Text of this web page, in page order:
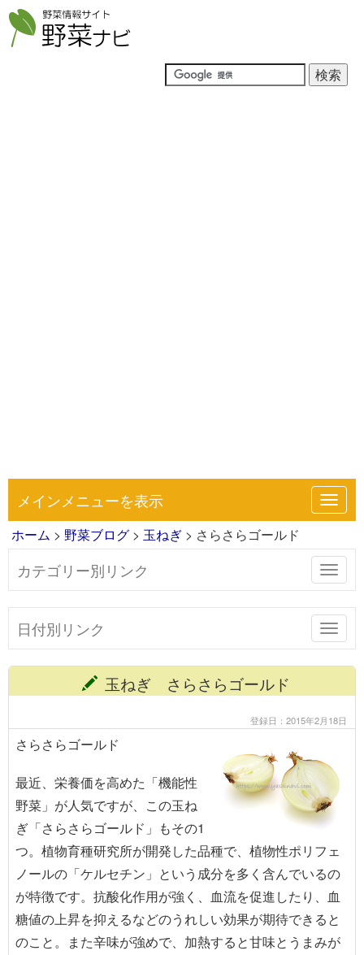
メインメニューを表示
ホーム > 野菜ブログ > 玉ねぎ > さらさらゴールド
カテゴリー別リンク
日付別リンク
玉ねぎ さらさらゴールド
登録日：2015年2月18日
さらさらゴールド
最近、栄養価を高めた「機能性
野菜」が人気ですが、この玉ね
ぎ「さらさらゴールド」もその1
つ。植物育種研究所が開発した品種で、植物性ポリフェ
ノールの「ケルセチン」という成分を多く含んでいるの
が特徴です。抗酸化作用が強く、血流を促進したり、血
糖値の上昇を抑えるなどのうれしい効果が期待できると
のこと。また辛味が強めで、加熱すると甘味とうまみが